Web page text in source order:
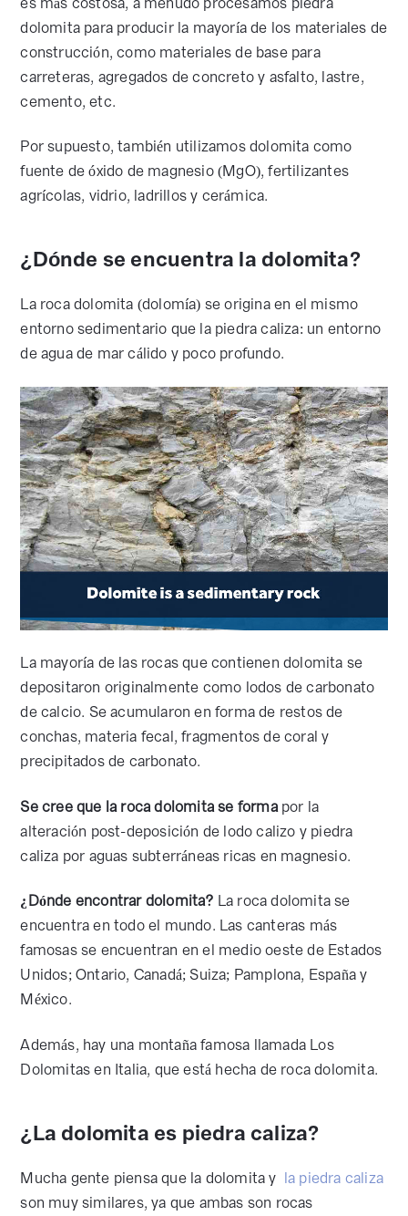
dolomita para producir la mayoría de los materiales de
construcción, como materiales de base para
carreteras, agregados de concreto y asfalto, lastre,
cemento, etc.
Por supuesto, también utilizamos dolomita como
fuente de óxido de magnesio (MgO), fertilizantes
agrícolas, vidrio, ladrillos y cerámica.
¿Dónde se encuentra la dolomita?
La roca dolomita (dolomía) se origina en el mismo
entorno sedimentario que la piedra caliza: un entorno
de agua de mar cálido y poco profundo.
La mayoría de las rocas que contienen dolomita se
depositaron originalmente como lodos de carbonato
de calcio. Se acumularon en forma de restos de
conchas, materia fecal, fragmentos de coral y
precipitados de carbonato.
Se cree que la roca dolomita se formapor la
alteración post-deposición de lodo calizo y piedra
caliza por aguas subterráneas ricas en magnesio.
¿Dónde encontrar dolomita? La roca dolomita se
encuentra en todo el mundo. Las canteras más
famosas se encuentran en el medio oeste de Estados
Unidos; Ontario, Canadá; Suiza; Pamplona, España y
México.
Además, hay una montaña famosa llamada Los
Dolomitas en Italia, que está hecha de roca dolomita.
¿La dolomita es piedra caliza?
Mucha gente piensa que la dolomita y la piedra caliza
son muy similares, ya que ambas son rocas